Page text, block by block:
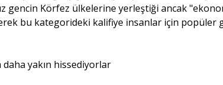
gencin Körfez ülkelerine yerleştiği ancak
bu kategorideki kalifiye insanlar için popüler
yakın hissediyorlar